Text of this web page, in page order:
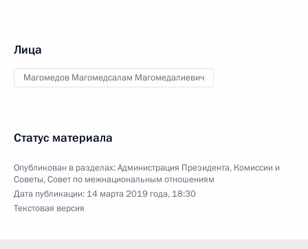
Лица
Магомедов Магомедсалам Магомедалиевич
Статус материала
Опубликован в разделах:Администрация Президента, Комиссии и
Советы,Совет по межнациональным отношениям
Дата публикации: 14 марта 2019 года, 18:30
Текстовая версия